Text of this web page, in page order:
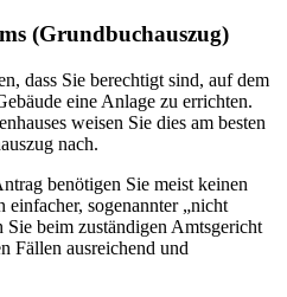
(Grundbuchauszug)
dass Sie berechtigt sind, auf dem
eine Anlage zu errichten.
weisen Sie dies am besten
nach.
benötigen Sie meist keinen
sogenannter „nicht
beim zuständigen Amtsgericht
Fällen ausreichend und